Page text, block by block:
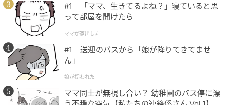
エキサイトニュース
#1 「ママ、生きてるよね？」寝ていると思
って部屋を開けたら
ママが家出した
#1 送迎のバスから「娘が降りてきてませ
ん」
娘が拐われた
ママ同士が無視し合い？ 幼稚園のバス停に漂